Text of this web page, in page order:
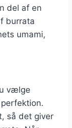
del af en
burrata
umami,
vælge
så det giver